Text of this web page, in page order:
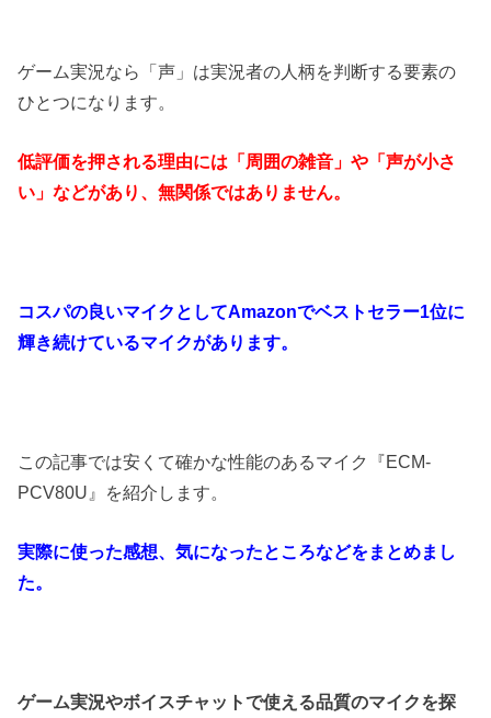
ゲーム実況なら「声」は実況者の人柄を判断する要素の
ひとつになります。
低評価を押される理由には「周囲の雑音」や「声が小さ
い」などがあり、無関係ではありません。
コスパの良いマイクとしてAmazonでベストセラー1位に
輝き続けているマイクがあります。
この記事では安くて確かな性能のあるマイク『ECM-
PCV80U』を紹介します。
実際に使った感想、気になったところなどをまとめまし
た。
ゲーム実況やボイスチャットで使える品質のマイクを探